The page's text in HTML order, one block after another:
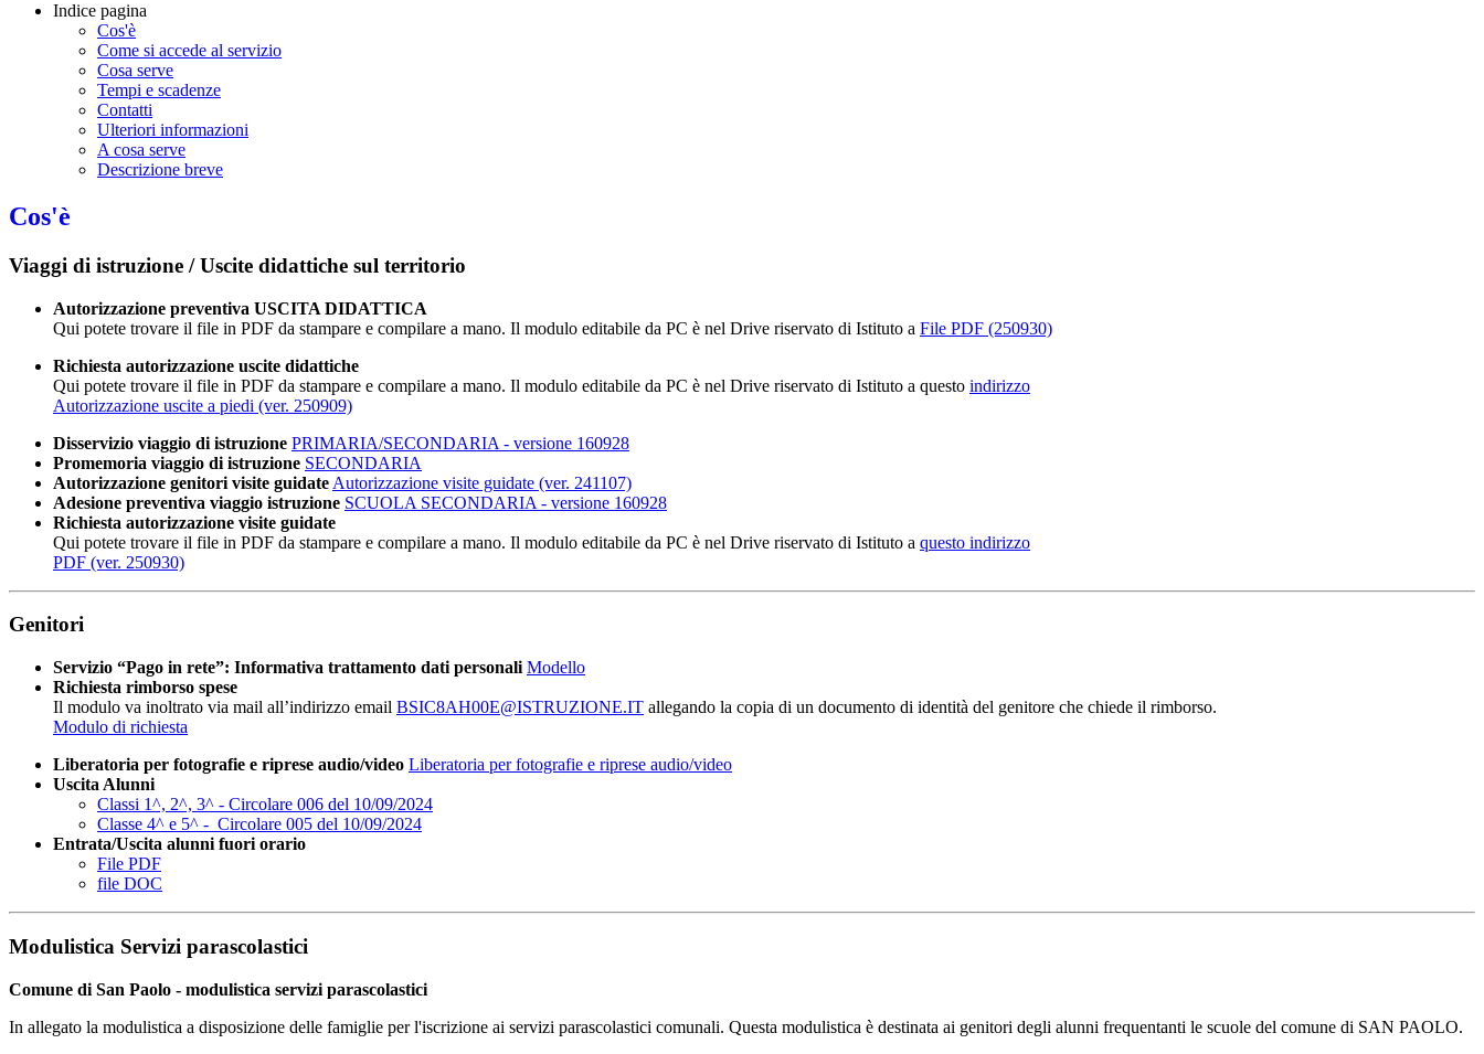
Indice pagina
Cos'è
Come si accede al servizio
Cosa serve
Tempi e scadenze
Contatti
Ulteriori informazioni
A cosa serve
Descrizione breve
Cos'è
Viaggi di istruzione / Uscite didattiche sul territorio
Autorizzazione preventiva USCITA DIDATTICA
Qui potete trovare il file in PDF da stampare e compilare a mano. Il modulo editabile da PC è nel Drive riservato di Istituto a File PDF (250930)
Richiesta autorizzazione uscite didattiche
Qui potete trovare il file in PDF da stampare e compilare a mano. Il modulo editabile da PC è nel Drive riservato di Istituto a questo indirizzo
Autorizzazione uscite a piedi (ver. 250909)
Disservizio viaggio di istruzione PRIMARIA/SECONDARIA - versione 160928
Promemoria viaggio di istruzione SECONDARIA
Autorizzazione genitori visite guidate Autorizzazione visite guidate (ver. 241107)
Adesione preventiva viaggio istruzione SCUOLA SECONDARIA - versione 160928
Richiesta autorizzazione visite guidate
Qui potete trovare il file in PDF da stampare e compilare a mano. Il modulo editabile da PC è nel Drive riservato di Istituto a questo indirizzo
PDF (ver. 250930)
Genitori
Servizio “Pago in rete”: Informativa trattamento dati personali Modello
Richiesta rimborso spese
Il modulo va inoltrato via mail all’indirizzo email BSIC8AH00E@ISTRUZIONE.IT allegando la copia di un documento di identità del genitore che chiede il rimborso.
Modulo di richiesta
Liberatoria per fotografie e riprese audio/video Liberatoria per fotografie e riprese audio/video
Uscita Alunni
Classi 1^, 2^, 3^ - Circolare 006 del 10/09/2024
Classe 4^ e 5^ - Circolare 005 del 10/09/2024
Entrata/Uscita alunni fuori orario
File PDF
file DOC
Modulistica Servizi parascolastici
Comune di San Paolo - modulistica servizi parascolastici
In allegato la modulistica a disposizione delle famiglie per l'iscrizione ai servizi parascolastici comunali. Questa modulistica è destinata ai genitori degli alunni frequentanti le scuole del comune di SAN PAOLO.